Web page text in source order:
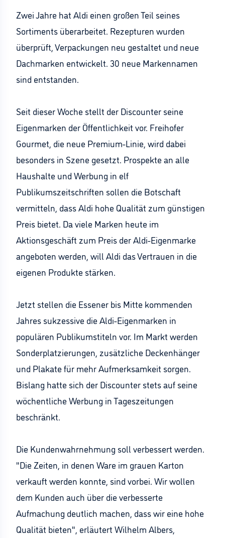
Zwei Jahre hat Aldi einen großen Teil seines
Sortiments überarbeitet. Rezepturen wurden
überprüft, Verpackungen neu gestaltet und neue
Dachmarken entwickelt. 30 neue Markennamen
sind entstanden.
Seit dieser Woche stellt der Discounter seine
Eigenmarken der Öffentlichkeit vor. Freihofer
Gourmet, die neue Premium-Linie, wird dabei
besonders in Szene gesetzt. Prospekte an alle
Haushalte und Werbung in elf
Publikumszeitschriften sollen die Botschaft
vermitteln, dass Aldi hohe Qualität zum günstigen
Preis bietet. Da viele Marken heute im
Aktionsgeschäft zum Preis der Aldi-Eigenmarke
angeboten werden, will Aldi das Vertrauen in die
eigenen Produkte stärken.
Jetzt stellen die Essener bis Mitte kommenden
Jahres sukzessive die Aldi-Eigenmarken in
populären Publikumstiteln vor. Im Markt werden
Sonderplatzierungen, zusätzliche Deckenhänger
und Plakate für mehr Aufmerksamkeit sorgen.
Bislang hatte sich der Discounter stets auf seine
wöchentliche Werbung in Tageszeitungen
beschränkt.
Die Kundenwahrnehmung soll verbessert werden.
"Die Zeiten, in denen Ware im grauen Karton
verkauft werden konnte, sind vorbei. Wir wollen
dem Kunden auch über die verbesserte
Aufmachung deutlich machen, dass wir eine hohe
Qualität bieten", erläutert Wilhelm Albers,